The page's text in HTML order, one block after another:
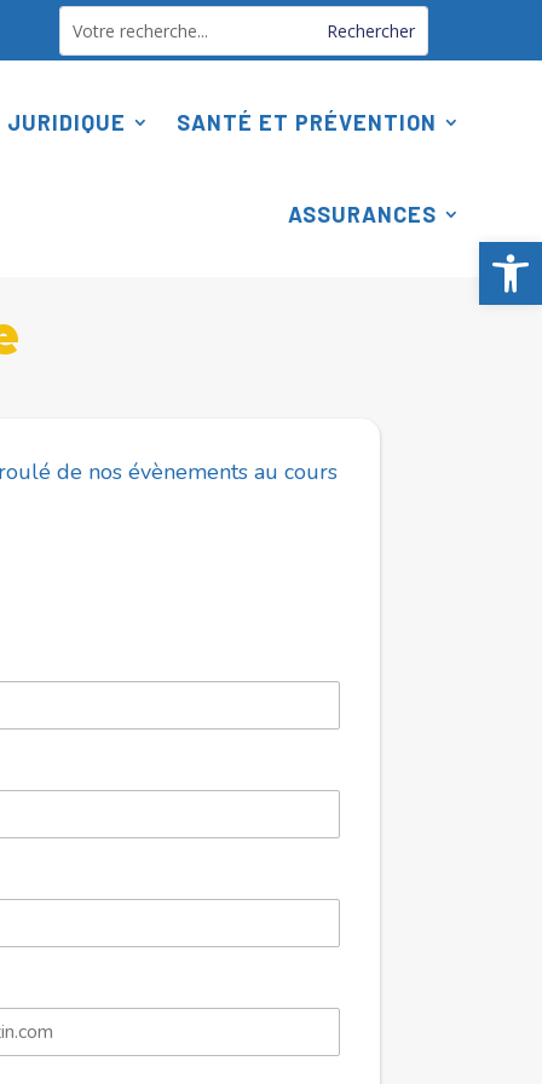
SANTÉ ET PRÉVENTION
ASSURANCES
de nos évènements au cours